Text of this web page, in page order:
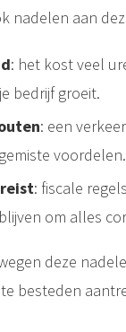
nadelen aan
: het kost veel
bedrijf groeit.
: een
voordelen.
: fiscale
om alles
deze
besteden